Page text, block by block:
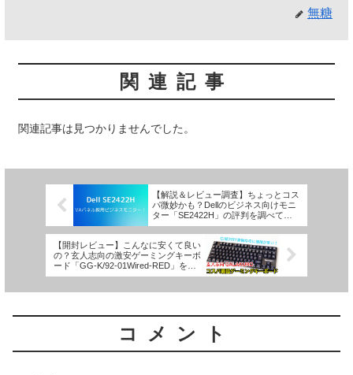
無糖
関連記事
関連記事は見つかりませんでした。
【解説＆レビュー調査】ちょっとコス
パ微妙かも？Dellのビジネス向けモニ
ター「SE2422H」の評判を調べてみ
た結果・・・
【開封レビュー】こんなに安くて良い
の？玄人志向の激安ゲーミングキーボ
ード「GG-K/92-01Wired-RED」を使
ってみた感想
コメント